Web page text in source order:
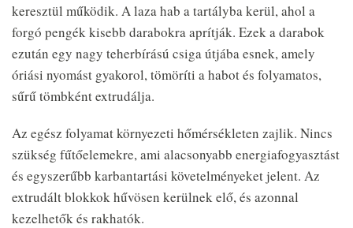
keresztül működik. A laza hab a tartályba kerül, ahol a
forgó pengék kisebb darabokra aprítják. Ezek a darabok
ezután egy nagy teherbírású csiga útjába esnek, amely
óriási nyomást gyakorol, tömöríti a habot és folyamatos,
sűrű tömbként extrudálja.
Az egész folyamat környezeti hőmérsékleten zajlik. Nincs
szükség fűtőelemekre, ami alacsonyabb energiafogyasztást
és egyszerűbb karbantartási követelményeket jelent. Az
extrudált blokkok hűvösen kerülnek elő, és azonnal
kezelhetők és rakhatók.